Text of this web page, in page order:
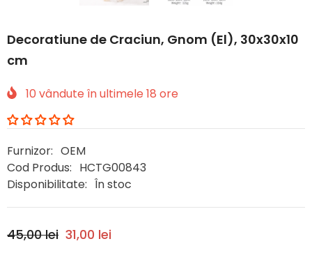
Decoratiune de Craciun, Gnom (El), 30x30x10
cm
10 vândute în ultimele 18 ore
Furnizor: OEM
Cod Produs: HCTG00843
Disponibilitate: În stoc
45,00 lei 31,00 lei